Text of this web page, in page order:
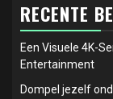
RECENTE
Een Visuele 4K-
Entertainment
Dompel jezelf